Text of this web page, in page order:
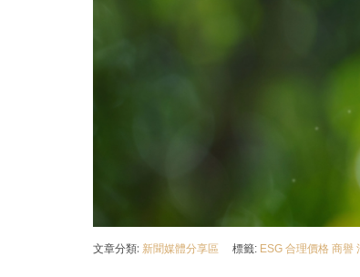
文章分類: 新聞媒體分享區 標籤: ESG 合理價格 商譽